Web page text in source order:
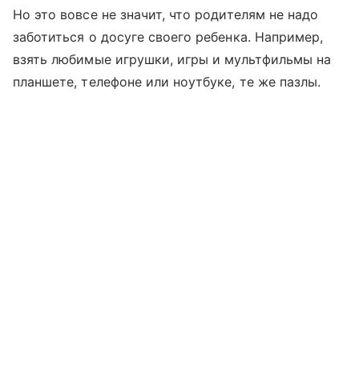
Но это вовсе не значит, что родителям не надо
заботиться о досуге своего ребенка. Например,
взять любимые игрушки, игры и мультфильмы на
планшете, телефоне или ноутбуке, те же пазлы.